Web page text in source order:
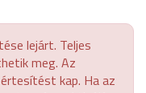
lejárt. Teljes
meg. Az
kap. Ha az